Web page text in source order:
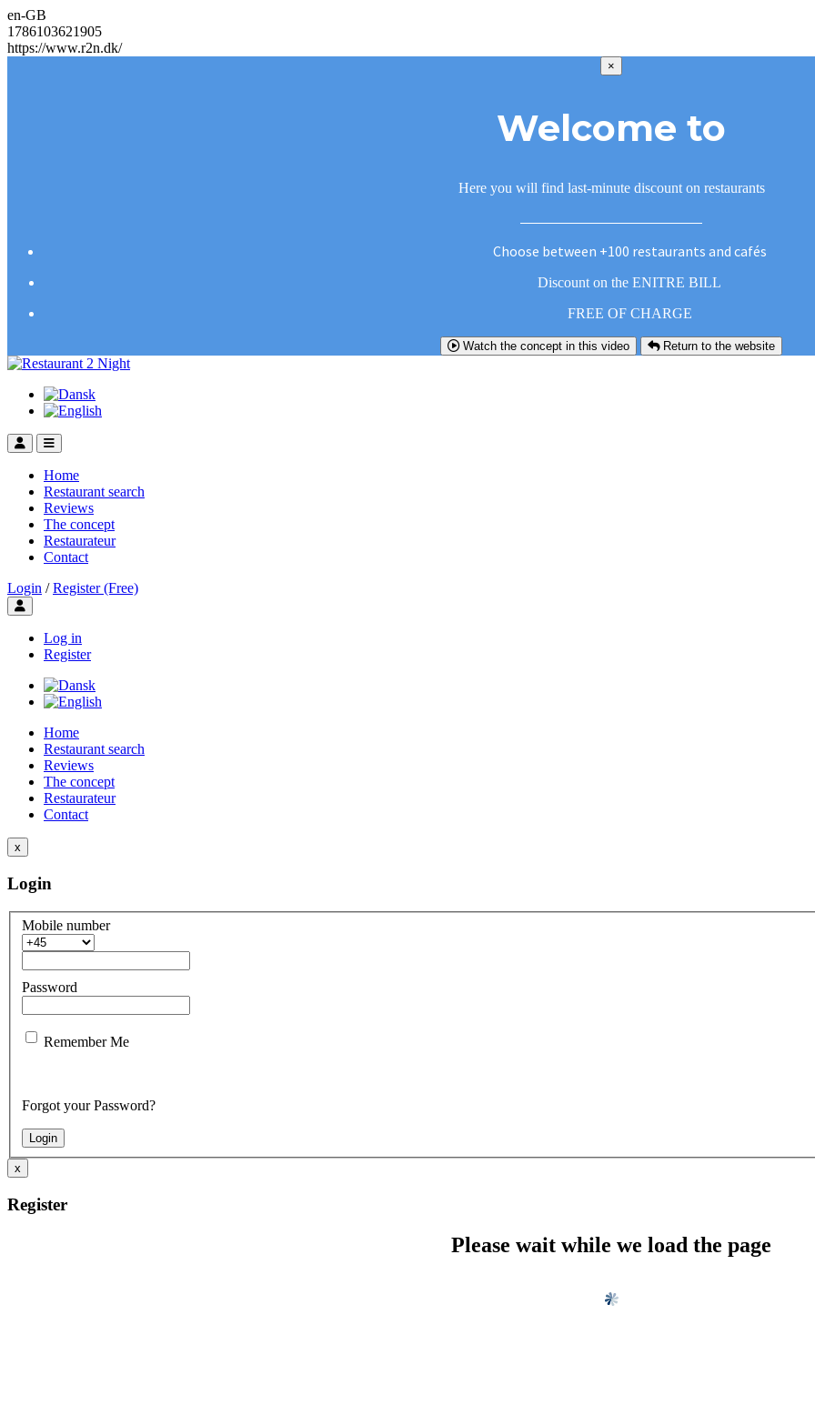
en-GB
1786103621905
https://www.r2n.dk/
×
Welcome to
Here you will find last-minute discount on restaurants
Choose between +100 restaurants and cafés
Discount on the ENITRE BILL
FREE OF CHARGE
Watch the concept in this video Return to the website
Home
Restaurant search
Reviews
The concept
Restaurateur
Contact
Login / Register (Free)
Toggle user menu
Log in
Register
Home
Restaurant search
Reviews
The concept
Restaurateur
Contact
x
Login
Mobile number
Password
Remember Me
Forgot your Password?
x
Register
Please wait while we load the page